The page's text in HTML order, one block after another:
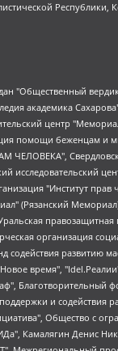
Республики,
Евгений Алексеевич, Соловьева Елена Анатольевна, Сотников Даниил Владимирович, Сурначева Елизавета Дмитриевна, Автономная некоммерческая организация по защите прав человека и информированию населения "Якутия – Наше Мнение", Общество с ограниченной ответственностью "Москоу диджитал медиа", с 26.01.2023 Общество с ограниченной ответственностью "Чайка Белые сады", Ветошкина Валерия Валерьевна, Заговора Максим Александрович, Межрегиональное общественное движение "Российская ЛГБТ - сеть", Оленичев Максим Владимирович, Павлов Иван Юрьевич, Скворцова Елена Сергеевна, Общество с ограниченной ответственностью "Как бы инагент", Кочетков Игорь Викторович, Общество с ограниченной ответственностью "Честные выборы", Еланчик Олег Александрович, Общество с ограниченной ответственностью "Нобелевский призыв", Гималова Регина Эмилевна, Григорьев Андрей Валерьевич, Григорьева Алина Александровна, Ассоциация по содействию защите прав